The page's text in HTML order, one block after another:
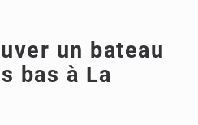
un bateau
bas à La